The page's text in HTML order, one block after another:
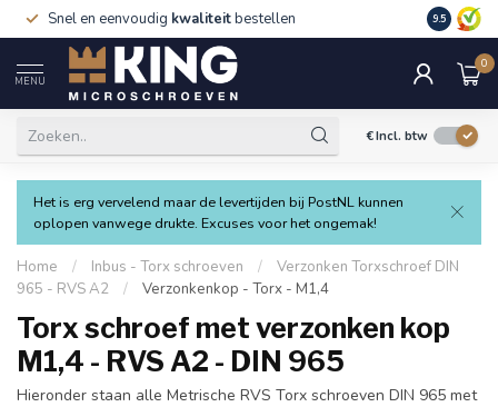
Snel en eenvoudig kwaliteitbestellen 9.5
MENU
0
€Incl. btw
Het is erg vervelend maar de levertijden bij PostNL kunnen
oplopen vanwege drukte. Excuses voor het ongemak!
Home / Inbus - Torx schroeven /
Verzonken Torxschroef DIN
965 - RVS A2
/ Verzonkenkop - Torx - M1,4
Torx schroef met verzonken kop
M1,4 - RVS A2 - DIN 965
Hieronder staan alle Metrische RVS Torx schroeven DIN 965 met